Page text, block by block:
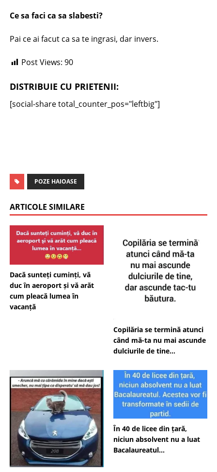
Ce sa faci ca sa slabesti?
Pai ce ai facut ca sa te ingrasi, dar invers.
Post Views: 90
DISTRIBUIE CU PRIETENII:
[social-share total_counter_pos="leftbig"]
POZE HAIOASE
ARTICOLE SIMILARE
Dacă sunteți cuminți, vă
duc în aeroport și vă arăt
cum pleacă lumea în
vacanță
Copilăria se termină atunci
când mă-ta nu mai ascunde
dulciurile de tine…
În 40 de licee din țară,
niciun absolvent nu a luat
Bacalaureatul…